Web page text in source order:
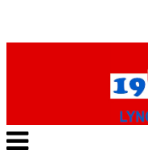
Veksle
navigasjon